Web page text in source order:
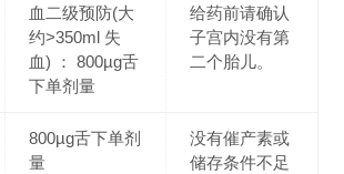
血二级预防(大
约>350ml 失
血) ： 800µg舌
下单剂量
给药前请确认
子宫内没有第
二个胎儿。
800µg舌下单剂
量
没有催产素或
储存条件不足